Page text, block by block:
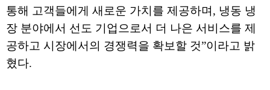
통해 고객들에게 새로운 가치를 제공하며, 냉동 냉
장 분야에서 선도 기업으로서 더 나은 서비스를 제
공하고 시장에서의 경쟁력을 확보할 것”이라고 밝
혔다.